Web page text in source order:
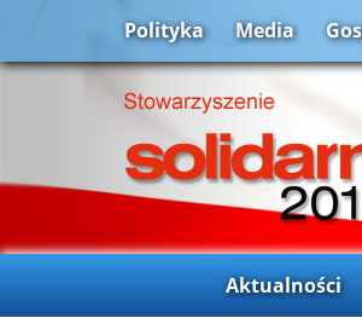
Polityka Media
Aktualności